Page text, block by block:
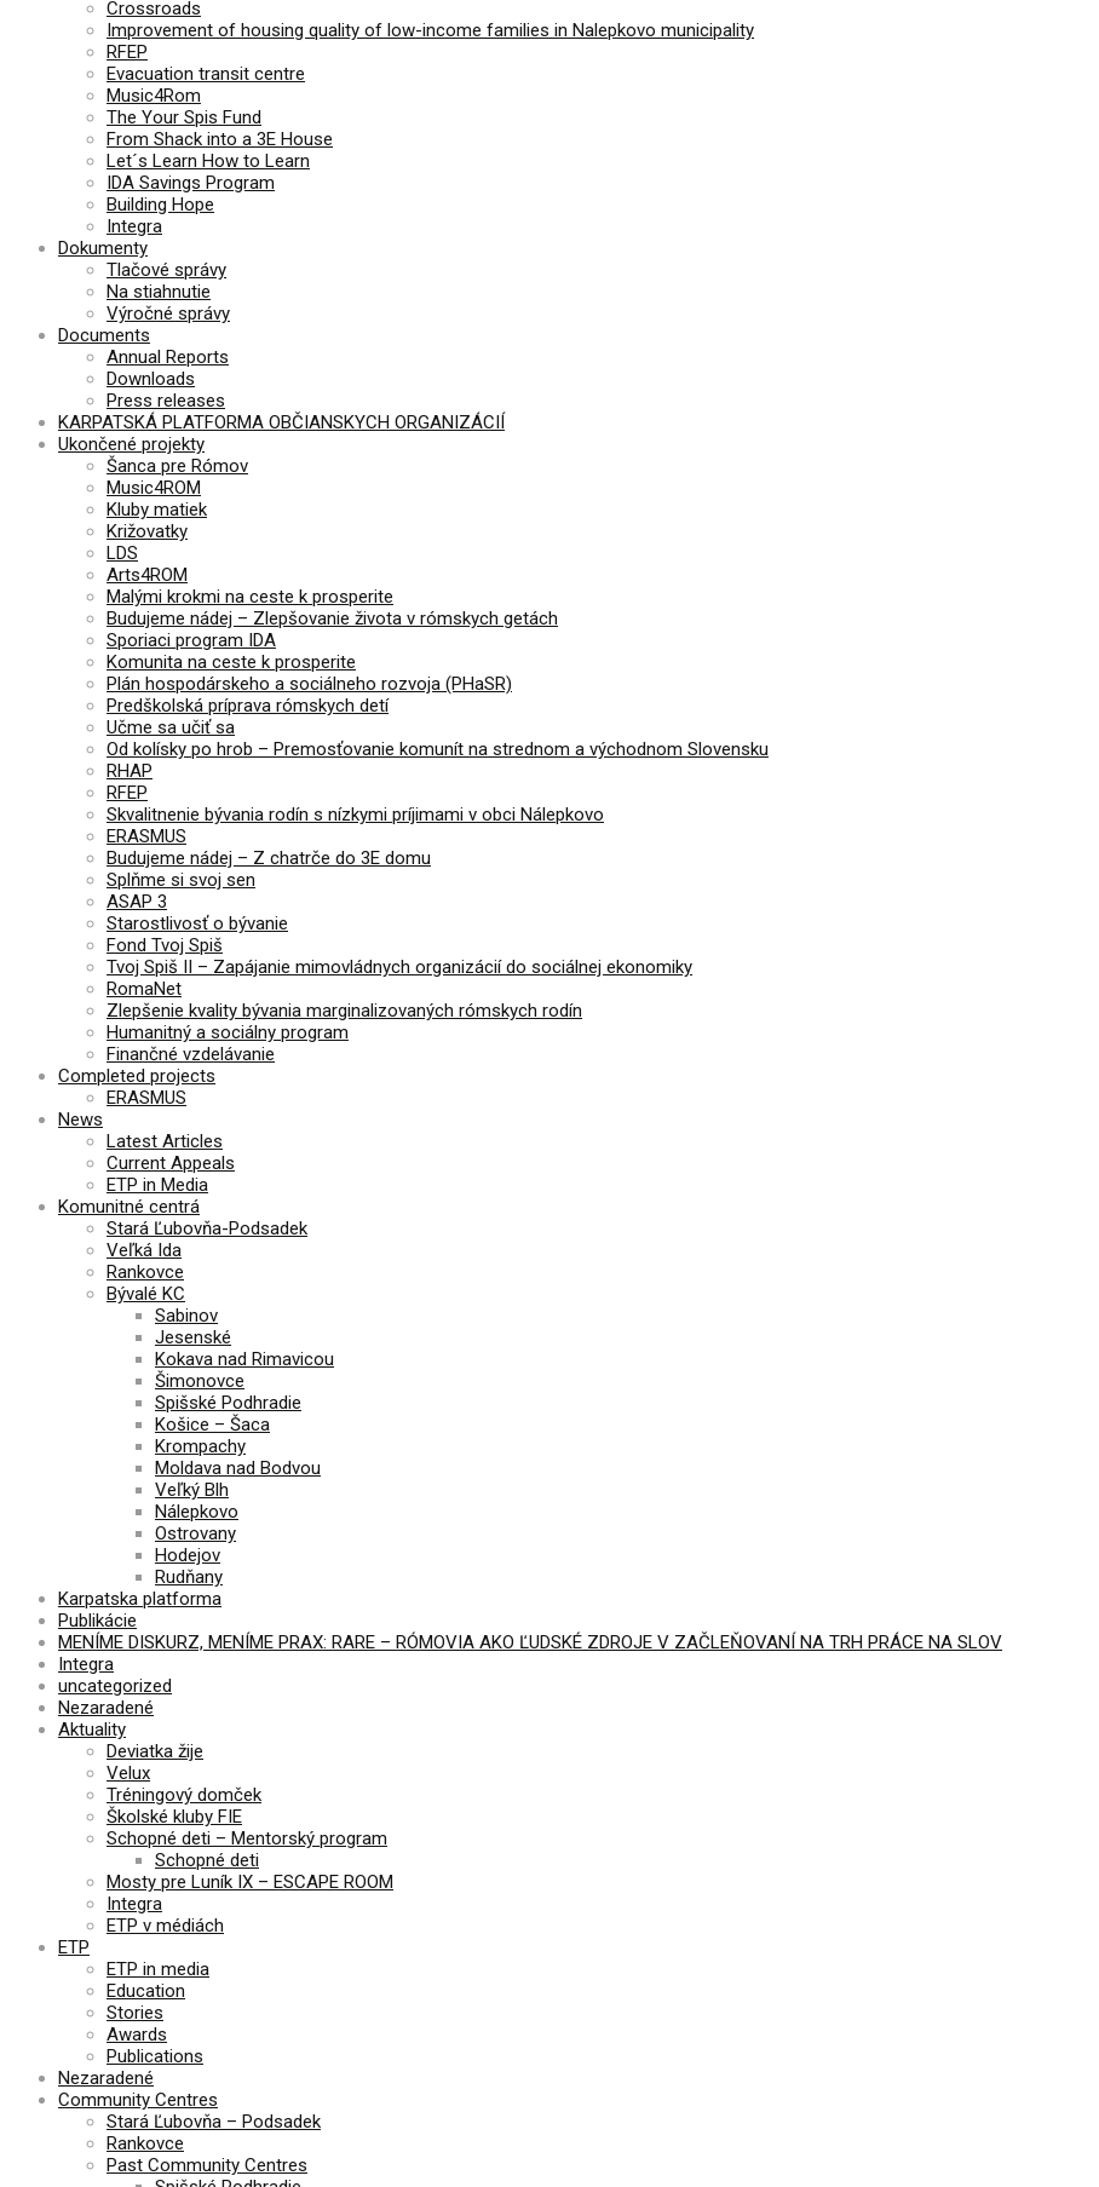
Crossroads
Improvement of housing quality of low-income families in Nalepkovo municipality
RFEP
Evacuation transit centre
Music4Rom
The Your Spis Fund
From Shack into a 3E House
Let´s Learn How to Learn
IDA Savings Program
Building Hope
Integra
Dokumenty
Tlačové správy
Na stiahnutie
Výročné správy
Documents
Annual Reports
Downloads
Press releases
KARPATSKÁ PLATFORMA OBČIANSKYCH ORGANIZÁCIÍ
Ukončené projekty
Šanca pre Rómov
Music4ROM
Kluby matiek
Križovatky
LDS
Arts4ROM
Malými krokmi na ceste k prosperite
Budujeme nádej – Zlepšovanie života v rómskych getách
Sporiaci program IDA
Komunita na ceste k prosperite
Plán hospodárskeho a sociálneho rozvoja (PHaSR)
Predškolská príprava rómskych detí
Učme sa učiť sa
Od kolísky po hrob – Premosťovanie komunít na strednom a východnom Slovensku
RHAP
RFEP
Skvalitnenie bývania rodín s nízkymi príjimami v obci Nálepkovo
ERASMUS
Budujeme nádej – Z chatrče do 3E domu
Splňme si svoj sen
ASAP 3
Starostlivosť o bývanie
Fond Tvoj Spiš
Tvoj Spiš II – Zapájanie mimovládnych organizácií do sociálnej ekonomiky
RomaNet
Zlepšenie kvality bývania marginalizovaných rómskych rodín
Humanitný a sociálny program
Finančné vzdelávanie
Completed projects
ERASMUS
News
Latest Articles
Current Appeals
ETP in Media
Komunitné centrá
Stará Ľubovňa-Podsadek
Veľká Ida
Rankovce
Bývalé KC
Sabinov
Jesenské
Kokava nad Rimavicou
Šimonovce
Spišské Podhradie
Košice – Šaca
Krompachy
Moldava nad Bodvou
Veľký Blh
Nálepkovo
Ostrovany
Hodejov
Rudňany
Karpatska platforma
Publikácie
MENÍME DISKURZ, MENÍME PRAX: RARE – RÓMOVIA AKO ĽUDSKÉ ZDROJE V ZAČLEŇOVANÍ NA TRH PRÁCE NA SLOV
Integra
uncategorized
Nezaradené
Aktuality
Deviatka žije
Velux
Tréningový domček
Školské kluby FIE
Schopné deti – Mentorský program
Schopné deti
Mosty pre Luník IX – ESCAPE ROOM
Integra
ETP v médiách
ETP
ETP in media
Education
Stories
Awards
Publications
Nezaradené
Community Centres
Stará Ľubovňa – Podsadek
Rankovce
Past Community Centres